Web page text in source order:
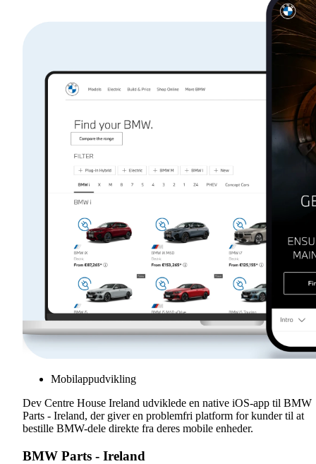
Mobilappudvikling
Dev Centre House Ireland udviklede en native iOS-app til BMW
Parts - Ireland, der giver en problemfri platform for kunder til at
bestille BMW-dele direkte fra deres mobile enheder.
BMW Parts - Ireland